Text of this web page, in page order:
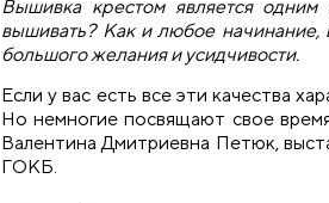
Вышивка крестом является
вышивать? Как и любое начинание,
большого желания и усидчивости.
Если у вас есть все эти качества
Но немногие посвящают свое
Валентина Дмитриевна Петюк,
ГОКБ.